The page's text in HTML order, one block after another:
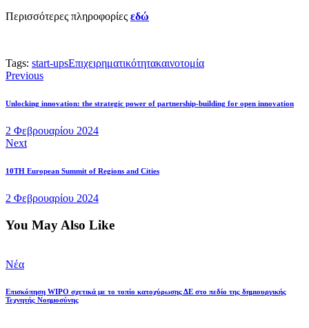
Περισσότερες πληροφορίες εδώ
Tags: start-upsΕπιχειρηματικότητακαινοτομία
Previous
Unlocking innovation: the strategic power of partnership-building for open innovation
2 Φεβρουαρίου 2024
Next
10TH European Summit of Regions and Cities
2 Φεβρουαρίου 2024
You May Also Like
Νέα
Επισκόπηση WIPO σχετικά με το τοπίο κατοχύρωσης ΔΕ στο πεδίο της δημιουργικής
Τεχνητής Νοημοσύνης